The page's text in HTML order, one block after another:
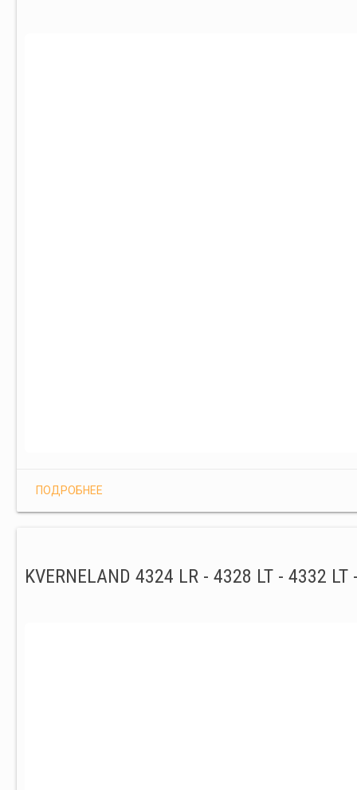
ПОДРОБНЕЕ
KVERNELAND 4324 LR - 4328 LT - 4332